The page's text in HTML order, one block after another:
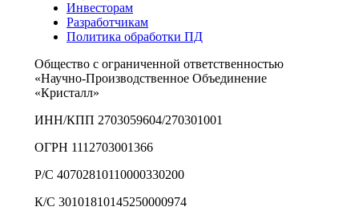
Инвесторам
Разработчикам
Политика обработки ПД
Общество с ограниченной ответственностью
«Научно-Производственное Объединение
«Кристалл»
ИНН/КПП 2703059604/270301001
ОГРН 1112703001366
Р/С 40702810110000330200
К/С 30101810145250000974